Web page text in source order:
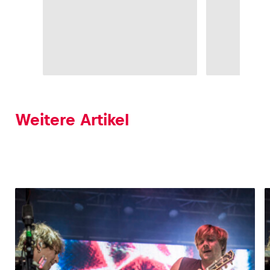
Weitere Artikel